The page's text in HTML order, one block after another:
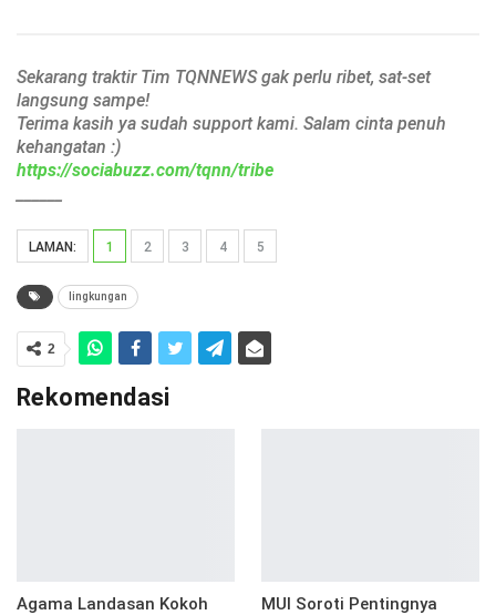
Sekarang traktir Tim TQNNEWS gak perlu ribet, sat-set
langsung sampe!
Terima kasih ya sudah support kami. Salam cinta penuh
kehangatan :)
https://sociabuzz.com/tqnn/tribe
LAMAN: 1 2 3 4 5
lingkungan
2
Rekomendasi
Agama Landasan Kokoh
MUI Soroti Pentingnya